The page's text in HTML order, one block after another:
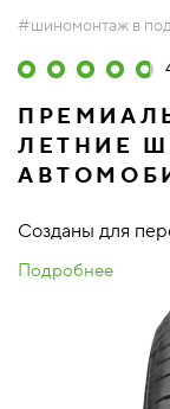
#шиномонтаж в
ЛЕТНИЕ
Созданы для
Подробнее